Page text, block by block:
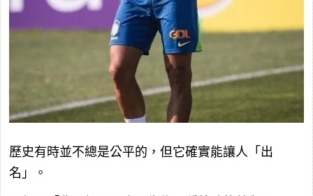
歷史有時並不總是公平的，但它確實能讓人「出
名」。